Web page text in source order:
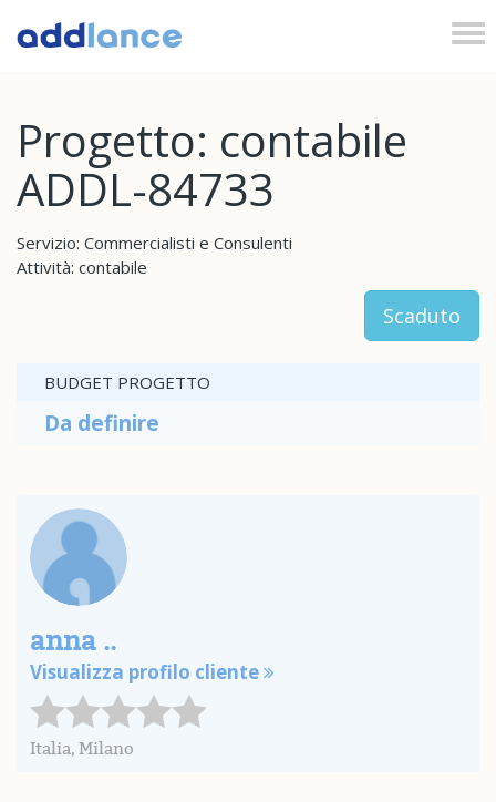
Progetto: contabile
ADDL-84733
Servizio: Commercialisti e Consulenti
Attività: contabile
Scaduto
BUDGET PROGETTO
Da definire
anna ..
Visualizza profilo cliente
Italia, Milano